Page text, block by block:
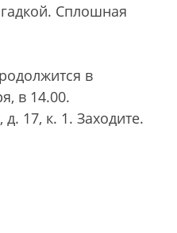
Сплошная
в
в 14.00.
17, к. 1. Заходите.